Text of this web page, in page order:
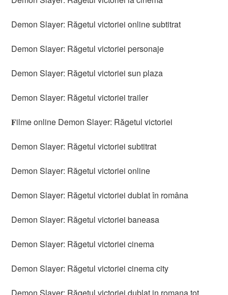
Demon Slayer: Răgetul victoriei online subtitrat
Demon Slayer: Răgetul victoriei personaje
Demon Slayer: Răgetul victoriei sun plaza
Demon Slayer: Răgetul victoriei trailer
𝐅ilme online Demon Slayer: Răgetul victoriei
Demon Slayer: Răgetul victoriei subtitrat
Demon Slayer: Răgetul victoriei online
Demon Slayer: Răgetul victoriei dublat în româna
Demon Slayer: Răgetul victoriei baneasa
Demon Slayer: Răgetul victoriei cinema
Demon Slayer: Răgetul victoriei cinema city
Demon Slayer: Răgetul victoriei dublat in romana tot